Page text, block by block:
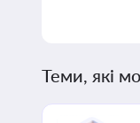
Теми, які